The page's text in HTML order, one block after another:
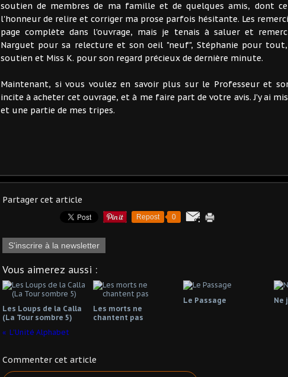
soutien de membres de ma famille et de quelques amis, dont
l'honneur de relire et corriger ma prose parfois hésitante. Les
page complète dans l'ouvrage, mais je tenais à saluer et
Narguet pour sa relecture et son oeil "neuf", Stéphanie pour
soutien et Miss K. pour son regard précieux de dernière minute.
Maintenant, si vous voulez en savoir plus sur le Professeur et
incite à acheter cet ouvrage, et à me faire part de votre avis. J'y ai
et une partie de mes tripes.
Partager cet article
Repost 0
S'inscrire à la newsletter
Vous aimerez aussi :
Les Loups de la Calla
(La Tour sombre 5)
Les morts ne
chantent pas
Le Passage Ne
L'Unité Alphabet
Commenter cet article